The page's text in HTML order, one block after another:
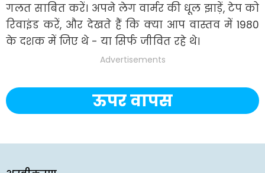
गलत साबित करें। अपने लेग वार्मर की धूल झाड़ें, टेप को
रिवाइंड करें, और देखते हैं कि क्या आप वास्तव में 1980
के दशक में जिए थे - या सिर्फ जीवित रहे थे।
Advertisements
ऊपर वापस